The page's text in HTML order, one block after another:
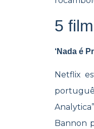
5
‘Nada é
Netflix
Bannon